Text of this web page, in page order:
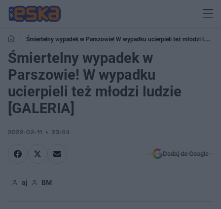
Śmiertelny wypadek w Parszowie! W wypadku ucierpieli też młodzi ludzie
[GALERIA]
Śmiertelny wypadek w
Parszowie! W wypadku
ucierpieli też młodzi ludzie
[GALERIA]
2022-02-11 23:44
Dodaj do Google
aj BM